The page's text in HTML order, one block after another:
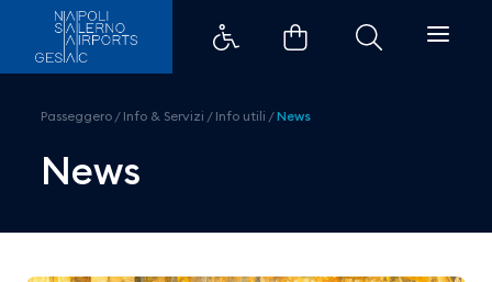
Consegnate le borse di studio
Passeggero / Info & Servizi / Info utili /News
News